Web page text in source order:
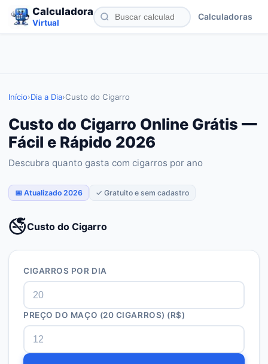
Calculadora
Virtual
Calculadoras
Início›Dia a Dia›Custo do Cigarro
Custo do Cigarro Online Grátis —
Fácil e Rápido 2026
Descubra quanto gasta com cigarros por ano
📅 Atualizado 2026 ✓ Gratuito e sem cadastro
🚭Custo do Cigarro
CIGARROS POR DIA
PREÇO DO MAÇO (20 CIGARROS) (R$)